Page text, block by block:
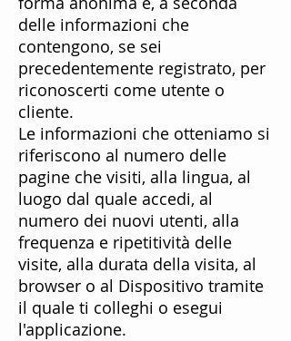
delle informazioni che
contengono, se sei
precedentemente registrato, per
riconoscerti come utente o
cliente.
Le informazioni che otteniamo si
riferiscono al numero delle
pagine che visiti, alla lingua, al
luogo dal quale accedi, al
numero dei nuovi utenti, alla
frequenza e ripetitività delle
visite, alla durata della visita, al
browser o al Dispositivo tramite
il quale ti colleghi o esegui
l'applicazione.